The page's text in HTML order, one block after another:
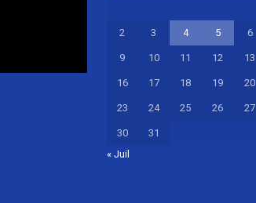
2 3 4 5 6
9 10 11 12 13
16 17 18 19 20
23 24 25 26 27
30
31
« Juil